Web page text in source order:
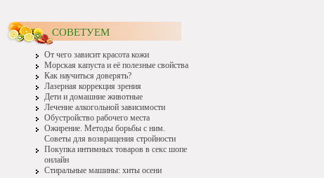
СОВЕТУЕМ
От чего зависит красота кожи
Морская капуста и её полезные свойства
Как научиться доверять?
Лазерная коррекция зрения
Дети и домашние животные
Лечение алкогольной зависимости
Обустройство рабочего места
Ожирение. Методы борьбы с ним.
Советы для возвращения стройности
Покупка интимных товаров в секс шопе
онлайн
Стиральные машины: хиты осени